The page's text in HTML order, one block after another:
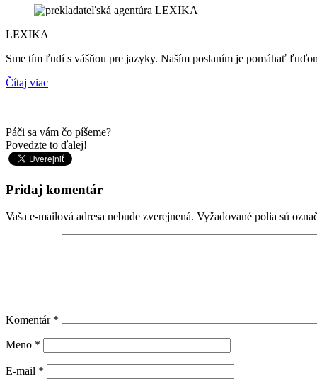
LEXIKA
Sme tím ľudí s vášňou pre jazyky. Naším poslaním je pomáhať
Čítaj viac
Páči sa vám čo píšeme?
Povedzte to ďalej!
Pridaj komentár
Vaša e-mailová adresa nebude zverejnená. Vyžadované polia sú
Komentár *
Meno *
E-mail *